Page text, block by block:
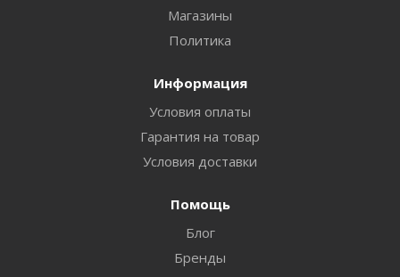
Магазины
Политика
Информация
Условия оплаты
Гарантия на товар
Условия доставки
Помощь
Блог
Бренды